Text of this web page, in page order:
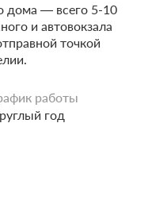
дома — всего 5-10
и автовокзала
точкой
работы
год